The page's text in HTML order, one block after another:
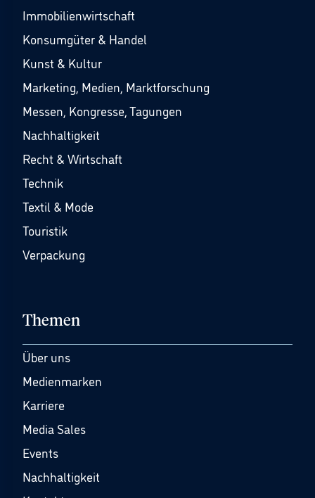
Immobilienwirtschaft
Konsumgüter & Handel
Kunst & Kultur
Marketing, Medien, Marktforschung
Messen, Kongresse, Tagungen
Nachhaltigkeit
Recht & Wirtschaft
Technik
Textil & Mode
Touristik
Verpackung
Themen
Über uns
Medienmarken
Karriere
Media Sales
Events
Nachhaltigkeit